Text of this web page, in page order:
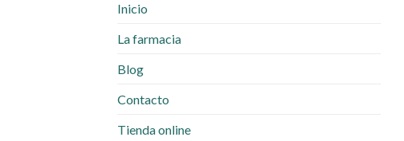
Inicio
La farmacia
Blog
Contacto
Tienda online